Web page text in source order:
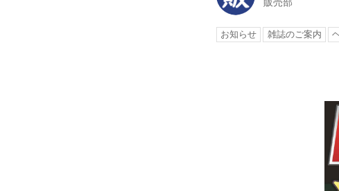
販売部
お知らせ 雑誌のご案内